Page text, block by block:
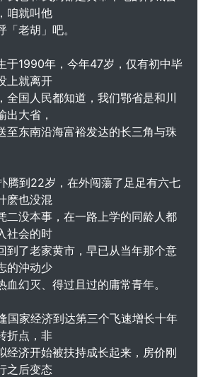
咱就叫他
老胡」吧。
1990年，今年47岁，仅有初中毕
上就离开
全国人民都知道，我们鄂省是和川
出大省，
至东南沿海富裕发达的长三角与珠
到22岁，在外闯蕩了足足有六七
麽也没混
二没本事，在一路上学的同龄人都
社会的时
到了老家黄市，早已从当年那个意
的沖动少
血幻灭、得过且过的庸常青年。
家经济到达第三个飞速增长十年
折点，非
经济开始被扶持成长起来，房价刚
之后变态